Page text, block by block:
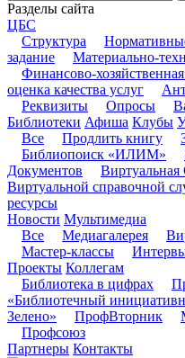
Разделы сайта
ЦБС
Структура
задание
Материально-
Финансово-хозяйственная
оценка качества услуг
Реквизиты
Опросы
Библиотеки Афиша Клубы
Все
Продлить книгу
Библиопоиск «ИЛИМ»
Документов
Виртуальной справочной
ресурсы
Новости Мультимедиа
Все
Медиагалерея
Мастер-классы
Проекты Коллегам
Библиотека в цифрах
«Библиотечный
Зелено»
ПрофВторник
Профсоюз
Партнеры Контакты